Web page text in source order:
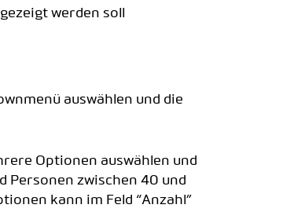
werden soll
auswählen und die
Optionen auswählen und
Personen zwischen 40 und
kann im Feld “Anzahl”